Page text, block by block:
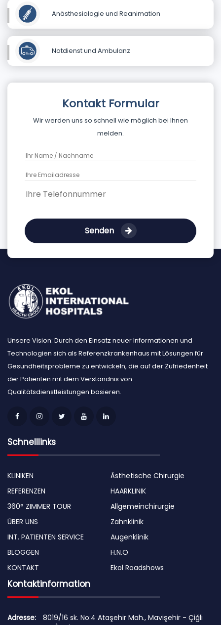
Anästhesiologie und Reanimation
Notdienst und Ambulanz
Kontakt Formular
Wir werden uns so schnell wie möglich bei Ihnen
melden.
Senden
Unsere Vision: Durch den Einsatz neuer Informationen und
Technologien sich als Referenzkrankenhaus mit Lösungen für
Gesundheitsprobleme zu entwickeln, die auf der Zufriedenheit
der Patienten mit dem Verständnis von
Qualitätsdienstleistungen basieren.
Schnelllinks
KLINIKEN
REFERENZEN
360° ZIMMER TOUR
ÜBER UNS
INT. PATIENTEN SERVICE
BLOGGEN
KONTAKT
Ästhetische Chirurgie
HAARKLINIK
Allgemeinchirurgie
Zahnklinik
Augenklinik
H.N.O
Ekol Roadshows
Kontaktinformation
Adresse:
8019/16 sk. No:4 Ataşehir Mah., Mavişehir - Çiğli